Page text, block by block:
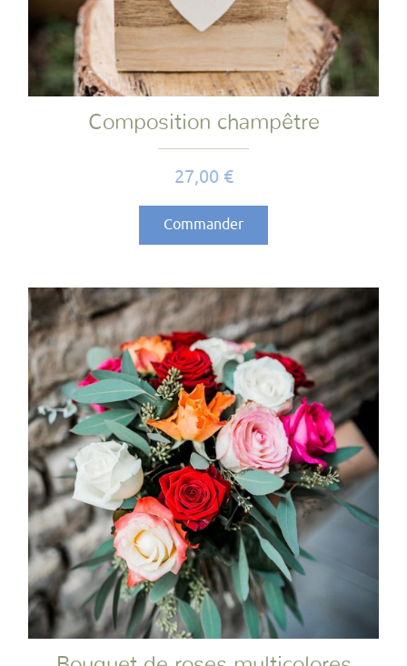
Composition champêtre
Prix
27,00 €
Commander